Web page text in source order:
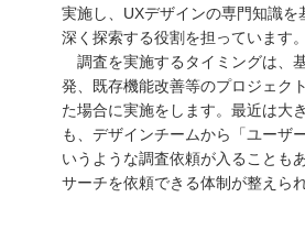
実施し、UXデザインの専門知識を
深く探索する役割を担っています。
調査を実施するタイミングは、
発、既存機能改善等のプロジェク
た場合に実施をします。最近は大
も、デザインチームから「ユーザ
いうような調査依頼が入ることも
サーチを依頼できる体制が整えら